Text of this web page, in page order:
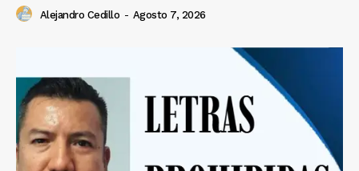
Alejandro Cedillo - Agosto 7, 2026